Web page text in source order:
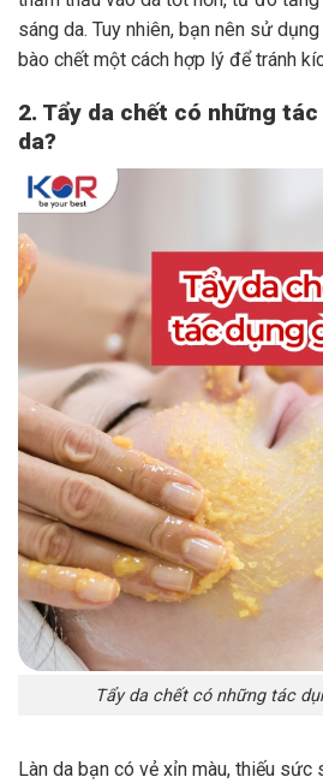
sáng da. Tuy nhiên, bạn nên sử
bào chết một cách hợp lý để tránh
2. Tẩy da chết có những
da?
Tẩy da chết có những tác
Làn da bạn có vẻ xỉn màu, thiếu